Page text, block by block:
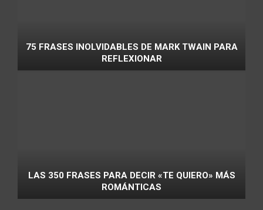
75 FRASES INOLVIDABLES DE MARK TWAIN PARA
REFLEXIONAR
LAS 350 FRASES PARA DECIR «TE QUIERO» MÁS
ROMÁNTICAS